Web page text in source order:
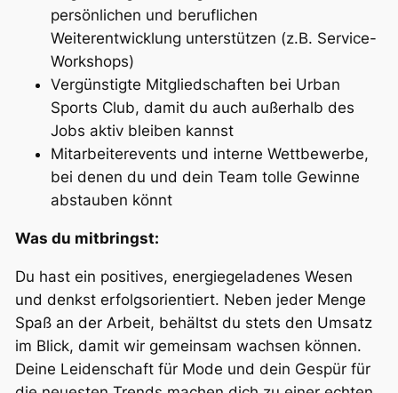
persönlichen und beruflichen
Weiterentwicklung unterstützen (z.B. Service-
Workshops)
Vergünstigte Mitgliedschaften bei Urban
Sports Club, damit du auch außerhalb des
Jobs aktiv bleiben kannst
Mitarbeiterevents und interne Wettbewerbe,
bei denen du und dein Team tolle Gewinne
abstauben könnt
Was du mitbringst:
Du hast ein positives, energiegeladenes Wesen
und denkst erfolgsorientiert. Neben jeder Menge
Spaß an der Arbeit, behältst du stets den Umsatz
im Blick, damit wir gemeinsam wachsen können.
Deine Leidenschaft für Mode und dein Gespür für